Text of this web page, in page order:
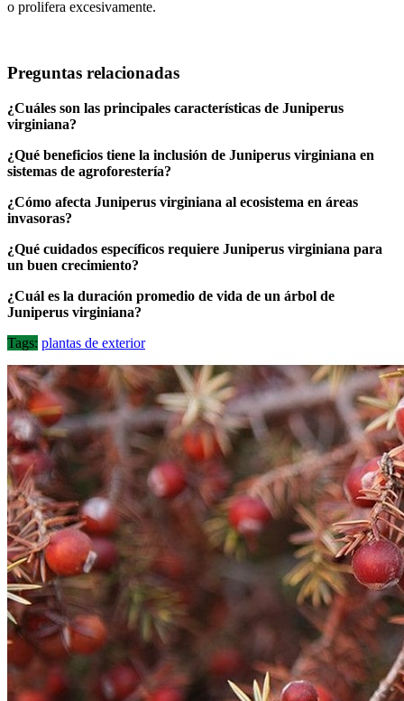
o prolifera excesivamente.
Preguntas relacionadas
¿Cuáles son las principales características de Juniperus
virginiana?
¿Qué beneficios tiene la inclusión de Juniperus virginiana en
sistemas de agroforestería?
¿Cómo afecta Juniperus virginiana al ecosistema en áreas
invasoras?
¿Qué cuidados específicos requiere Juniperus virginiana para
un buen crecimiento?
¿Cuál es la duración promedio de vida de un árbol de
Juniperus virginiana?
Tags: plantas de exterior